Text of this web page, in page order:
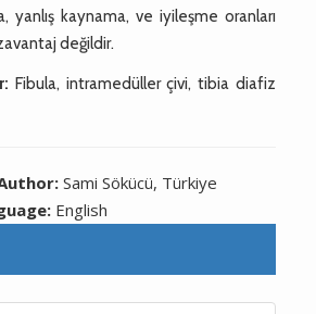
yanlış kaynama, ve iyileşme oranları
değildir.
Fibula, intramedüller çivi, tibia diafiz
Sami Sökücü, Türkiye
English